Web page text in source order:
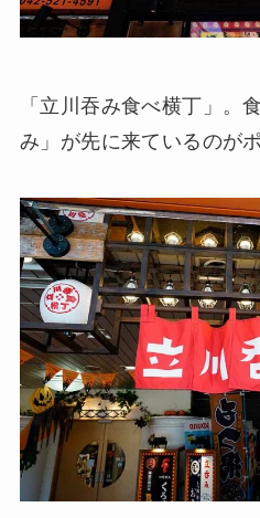
「立川吞み食べ横丁」。
み」が先に来ているのが